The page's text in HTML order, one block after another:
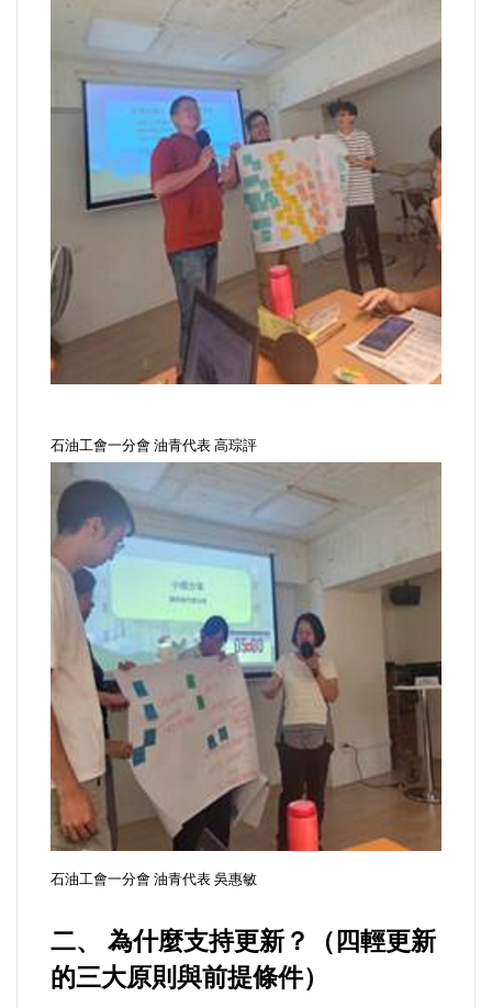
石油工會一分會 油青代表 高琮評
石油工會一分會 油青代表 吳惠敏
二、 為什麼支持更新？（四輕更新
的三大原則與前提條件）